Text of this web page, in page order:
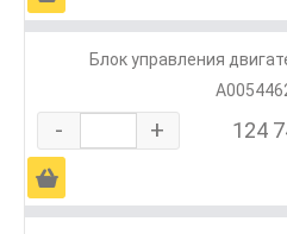
Блок управления
- + 124
Ä